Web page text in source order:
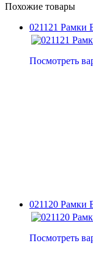
Похожие товары
021121 Рамки
Посмотреть
021120 Рамки
Посмотреть